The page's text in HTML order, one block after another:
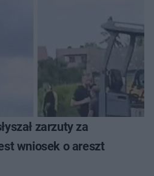
zarzuty za
wniosek o areszt